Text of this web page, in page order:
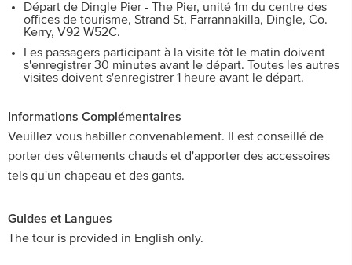
Départ de Dingle Pier - The Pier, unité 1m du centre des
offices de tourisme, Strand St, Farrannakilla, Dingle, Co.
Kerry, V92 W52C.
Les passagers participant à la visite tôt le matin doivent
s'enregistrer 30 minutes avant le départ. Toutes les autres
visites doivent s'enregistrer 1 heure avant le départ.
Informations Complémentaires
Veuillez vous habiller convenablement. Il est conseillé de
porter des vêtements chauds et d'apporter des accessoires
tels qu'un chapeau et des gants.
Guides et Langues
The tour is provided in English only.